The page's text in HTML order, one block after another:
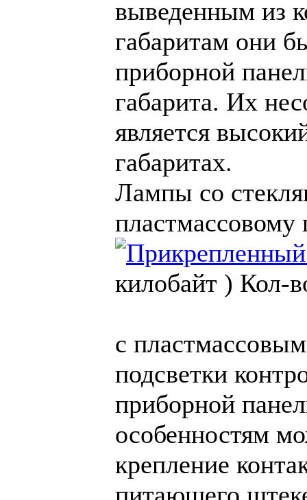
выведенным из
габаритам они
приборной
габарита. Их
является
габаритах.
Лампы со
пластмассовому
килобайт ) Кол-
с
подсветки
приборной
особенностям
крепление